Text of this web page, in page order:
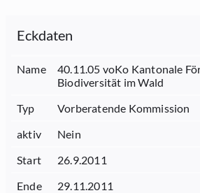
Eckdaten
Name
40.11.05 voKo Kantonale
Biodiversität im Wald
Typ
Vorberatende Kommission
aktiv
Nein
Start
26.9.2011
Ende
29.11.2011